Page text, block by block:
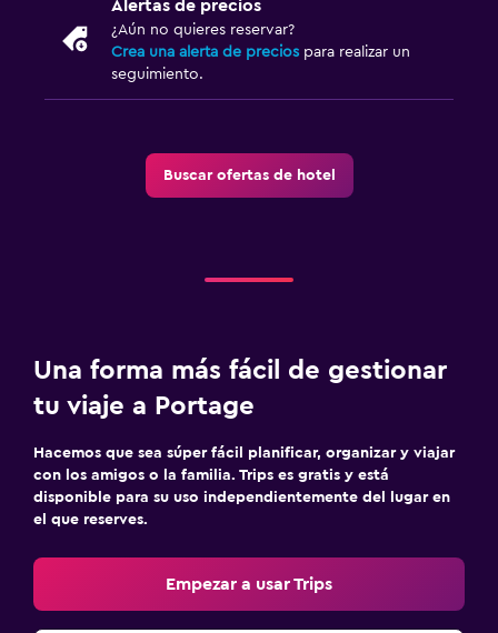
Alertas de precios
¿Aún no quieres reservar?
Crea una alerta de precios para realizar un
seguimiento.
Buscar ofertas de hotel
Una forma más fácil de gestionar
tu viaje a Portage
Hacemos que sea súper fácil planificar, organizar y viajar
con los amigos o la familia. Trips es gratis y está
disponible para su uso independientemente del lugar en
el que reserves.
Empezar a usar Trips